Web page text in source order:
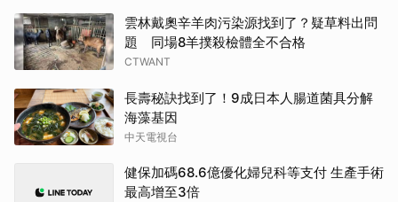
雲林戴奧辛羊肉污染源找到了？疑草料出問
題 同場8羊撲殺檢體全不合格
CTWANT
長壽秘訣找到了！9成日本人腸道菌具分解
海藻基因
中天電視台
健保加碼68.6億優化婦兒科等支付 生產手術
最高增至3倍